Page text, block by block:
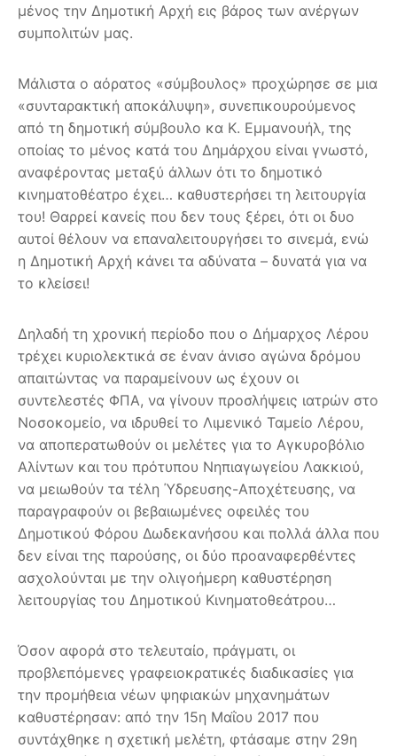
μένος την Δημοτική Αρχή εις βάρος των ανέργων
συμπολιτών μας.
Μάλιστα ο αόρατος «σύμβουλος» προχώρησε σε μια
«συνταρακτική αποκάλυψη», συνεπικουρούμενος
από τη δημοτική σύμβουλο κα Κ. Εμμανουήλ, της
οποίας το μένος κατά του Δημάρχου είναι γνωστό,
αναφέροντας μεταξύ άλλων ότι το δημοτικό
κινηματοθέατρο έχει… καθυστερήσει τη λειτουργία
του! Θαρρεί κανείς που δεν τους ξέρει, ότι οι δυο
αυτοί θέλουν να επαναλειτουργήσει το σινεμά, ενώ
η Δημοτική Αρχή κάνει τα αδύνατα – δυνατά για να
το κλείσει!
Δηλαδή τη χρονική περίοδο που ο Δήμαρχος Λέρου
τρέχει κυριολεκτικά σε έναν άνισο αγώνα δρόμου
απαιτώντας να παραμείνουν ως έχουν οι
συντελεστές ΦΠΑ, να γίνουν προσλήψεις ιατρών στο
Νοσοκομείο, να ιδρυθεί το Λιμενικό Ταμείο Λέρου,
να αποπερατωθούν οι μελέτες για το Αγκυροβόλιο
Αλίντων και του πρότυπου Νηπιαγωγείου Λακκιού,
να μειωθούν τα τέλη Ύδρευσης-Αποχέτευσης, να
παραγραφούν οι βεβαιωμένες οφειλές του
Δημοτικού Φόρου Δωδεκανήσου και πολλά άλλα που
δεν είναι της παρούσης, οι δύο προαναφερθέντες
ασχολούνται με την ολιγοήμερη καθυστέρηση
λειτουργίας του Δημοτικού Κινηματοθεάτρου…
Όσον αφορά στο τελευταίο, πράγματι, οι
προβλεπόμενες γραφειοκρατικές διαδικασίες για
την προμήθεια νέων ψηφιακών μηχανημάτων
καθυστέρησαν: από την 15η Μαΐου 2017 που
συντάχθηκε η σχετική μελέτη, φτάσαμε στην 29η